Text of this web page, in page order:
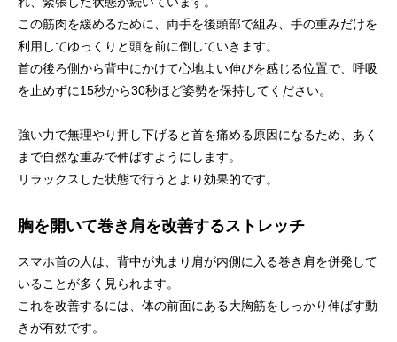
この筋肉を緩めるために、両手を後頭部で組み、手の重みだけを
利用してゆっくりと頭を前に倒していきます。
首の後ろ側から背中にかけて心地よい伸びを感じる位置で、呼吸
を止めずに15秒から30秒ほど姿勢を保持してください。
強い力で無理やり押し下げると首を痛める原因になるため、あく
まで自然な重みで伸ばすようにします。
リラックスした状態で行うとより効果的です。
胸を開いて巻き肩を改善するストレッチ
スマホ首の人は、背中が丸まり肩が内側に入る巻き肩を併発して
いることが多く見られます。
これを改善するには、体の前面にある大胸筋をしっかり伸ばす動
きが有効です。